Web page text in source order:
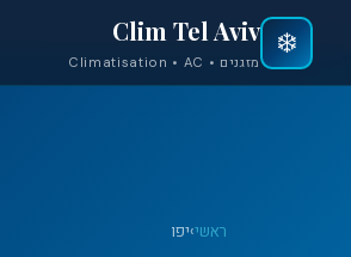
❄️
Clim Tel Aviv
מזגנים • Climatisation • AC
ראשי›יפו